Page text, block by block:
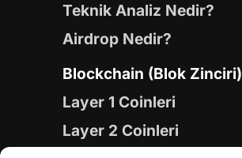
Teknik Analiz Nedir?
Airdrop Nedir?
Blockchain (Blok Zinciri)
Layer 1 Coinleri
Layer 2 Coinleri